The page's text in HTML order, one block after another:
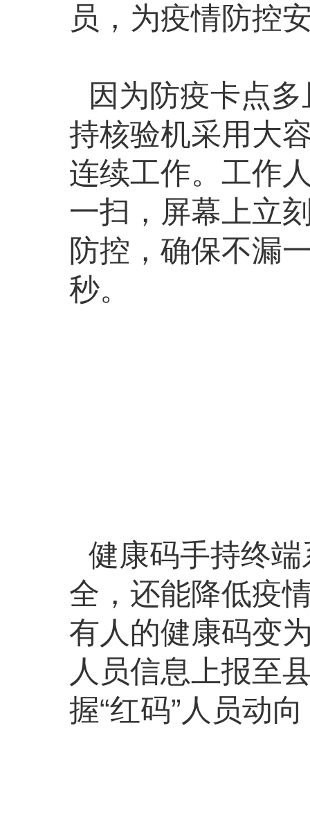
员，为疫情防控
因为防疫卡点
持核验机采用大
连续工作。工作
一扫，屏幕上立
防控，确保不漏
秒。
健康码手持终
全，还能降低疫
有人的健康码变
人员信息上报至
握“红码”人员动